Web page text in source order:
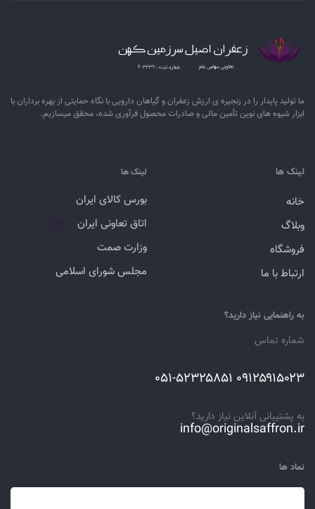
ما تولید پایدار را در زنجیره ­ی­ ارزش زعفران و گیاهان دارویی با نگاه حمایتی از بهره برداران با
ابزار شیوه­ های نوین تأمین مالی و صادرات محصول فرآوری شده، محقق می­سازیم.
لینک ها
خانه
وبلاگ
فروشگاه
ارتباط با ما
لینک ها
بورس کالای ایران
اتاق تعاونی ایران
۳
وزارت صمت
مجلس شورای اسلامی
به راهنمایی نیاز دارید؟
شماره تماس
۰۹۱۲۵۹۱۵۰۲۳ ۰۵۱-۵۲۳۲۵۸۵۱
به پشتیبانی آنلاین نیاز دارید؟
info@originalsaffron.ir
نماد ها